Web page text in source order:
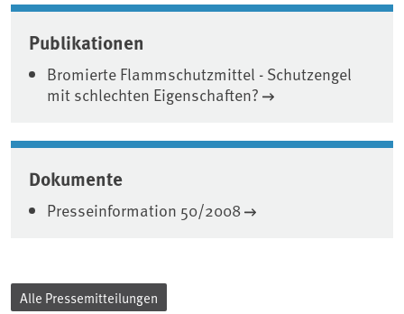
Associated content
Publikationen
Bromierte Flammschutzmittel - Schutzengel
mit schlechten Eigenschaften?
Dokumente
Presseinformation 50/2008
Alle Pressemitteilungen